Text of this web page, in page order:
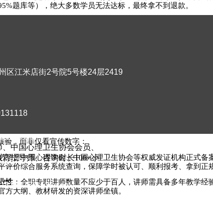
题库等），绝大多数学员无法达标，最终拿不到退款。
代报名”：官方报考要求公开透明，任何机构都无法突破，部分
验，而非仅看宣传数字：
须是中国心理学会、中国心理卫生协会等权威发证机构正式备
评价综合服务系统查询，保障学时被认可、顺利报考、拿到正
性 ：全职专职讲师数量不应少于百人，讲师需具备多年教学经
方大纲、教材研发的资深讲师坐镇。
个案咨询时长2000+小
中国心理卫生协会会员、
指导师、咨询时长100+小
区江米店街2号院5号楼24层2419